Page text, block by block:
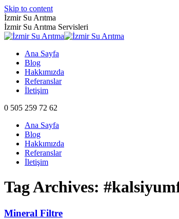
Skip to content
İzmir Su Arıtma
İzmir Su Arıtma Servisleri
Ana Sayfa
Blog
Hakkımızda
Referanslar
İletişim
0 505 259 72 62
Ana Sayfa
Blog
Hakkımızda
Referanslar
İletişim
Tag Archives:
Mineral Filtre